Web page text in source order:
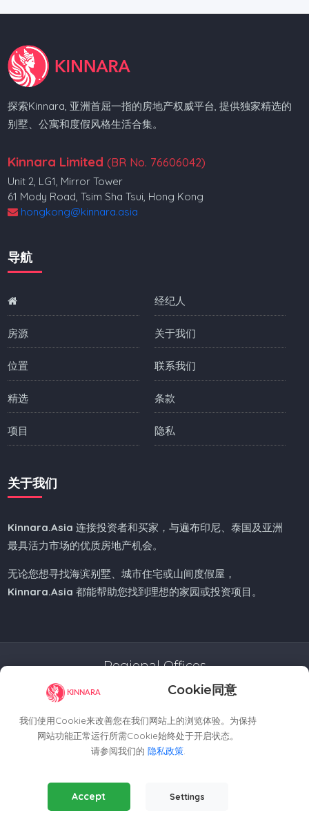
Cookie同意
我们使用Cookie来改善您在我们网站上的浏览体验。为保持
网站功能正常运行所需Cookie始终处于开启状态。
请参阅我们的 隐私政策.
Essential Cookies(Always Active)
Required for the website to function properly.
Accept Settings
探索Kinnara, 亚洲首屈一指的房地产权威平台, 提供独家精选的
别墅、公寓和度假风格生活合集。
Kinnara Limited (BR No. 76606042)
Unit 2, LG1, Mirror Tower
61 Mody Road, Tsim Sha Tsui, Hong Kong
hongkong@kinnara.asia
导航
房源
位置
精选
项目
经纪人
关于我们
联系我们
条款
隐私
关于我们
Kinnara.Asia 连接投资者和买家，与遍布印尼、泰国及亚洲
最具活力市场的优质房地产机会。
无论您想寻找海滨别墅、城市住宅或山间度假屋，
Kinnara.Asia 都能帮助您找到理想的家园或投资项目。
Regional Offices
Kinnara Limited - Thailand
58, 9 Lagoon Rd, Choeng Thale
Thalang District, Phuket, 83110, Thailand
Kinnara Limited - Indonesia
Grand Sudirman Office Panin Tower 8th Floor